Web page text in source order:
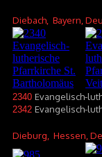
Diebach , Bayern,
2340 Evangelisch-
2342 Evangelisch-
Dieburg , Hessen,